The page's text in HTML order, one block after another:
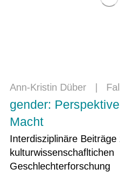
Ann-Kristin Düber
gender:
Macht
Interdisziplinäre Beiträge
kulturwissenschafltichen
Geschlechterforschung